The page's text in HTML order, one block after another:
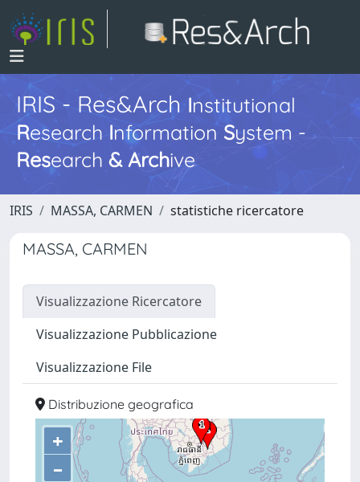
IRIS - Res&ArchInstitutional
Research InformationSystem -
Research & Archive
IRIS MASSA, CARMEN statistiche ricercatore
MASSA, CARMEN
Visualizzazione Ricercatore
Visualizzazione Pubblicazione
Visualizzazione File
Distribuzione geografica
+
–